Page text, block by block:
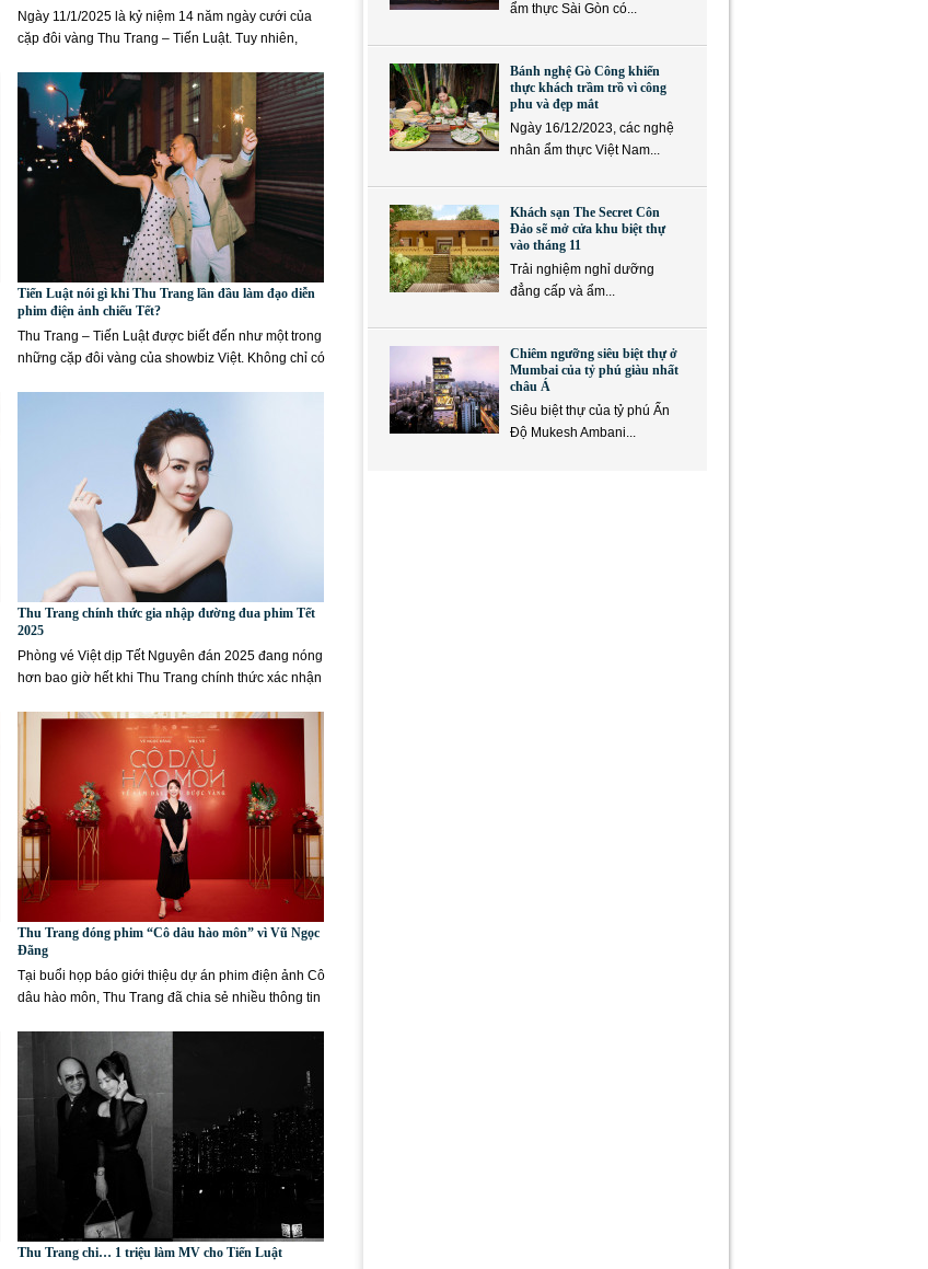
Ngày 11/1/2025 là kỷ niệm 14 năm ngày cưới của
cặp đôi vàng Thu Trang – Tiến Luật. Tuy nhiên,
Tiến Luật nói gì khi Thu Trang lần đầu làm đạo diễn
phim điện ảnh chiếu Tết?
Thu Trang – Tiến Luật được biết đến như một trong
những cặp đôi vàng của showbiz Việt. Không chỉ có
Thu Trang chính thức gia nhập đường đua phim Tết
2025
Phòng vé Việt dịp Tết Nguyên đán 2025 đang nóng
hơn bao giờ hết khi Thu Trang chính thức xác nhận
Thu Trang đóng phim “Cô dâu hào môn” vì Vũ Ngọc
Đãng
Tại buổi họp báo giới thiệu dự án phim điện ảnh Cô
dâu hào môn, Thu Trang đã chia sẻ nhiều thông tin
Thu Trang chi… 1 triệu làm MV cho Tiến Luật
ẩm thực Sài Gòn có...
Bánh nghệ Gò Công khiến
thực khách trầm trồ vì công
phu và đẹp mắt
Ngày 16/12/2023, các nghệ
nhân ẩm thực Việt Nam...
Khách sạn The Secret Côn
Đảo sẽ mở cửa khu biệt thự
vào tháng 11
Trải nghiệm nghỉ dưỡng
đẳng cấp và ẩm...
Chiêm ngưỡng siêu biệt thự ở
Mumbai của tỷ phú giàu nhất
châu Á
Siêu biệt thự của tỷ phú Ấn
Độ Mukesh Ambani...